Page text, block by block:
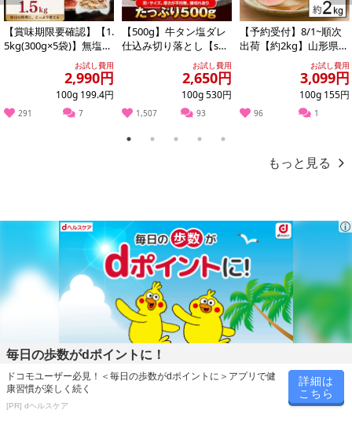
・賞味期限：出荷日より120日
・原材料/材質/素材：牛肉
・アレルギー表示：牛肉
Previous
【賞味期限要確認】【1.
5kg(300g×5袋)】無塩せ
きベーコン 【形不揃お試し費用
2,990円
100g 199.4円
291 7
【500g】牛タン塩ダレ
仕込み切り落とし【s
お試し費用
2,650円
100g 530円
1,507 93
【予約受付】8/1~順次
出荷【約2kg】山形県産
白桃(品種・玉数おまか
お試し費用
3,099円
100g 155円
96 1
Next
1 2 3 4 5
もっと見る
毎日の歩数がdポイントに！
ドコモユーザー必見！＜毎日の歩数がdポイントに＞アプリで健
康習慣が楽しく続く
[PR] dヘルスケア
詳細は
こちら